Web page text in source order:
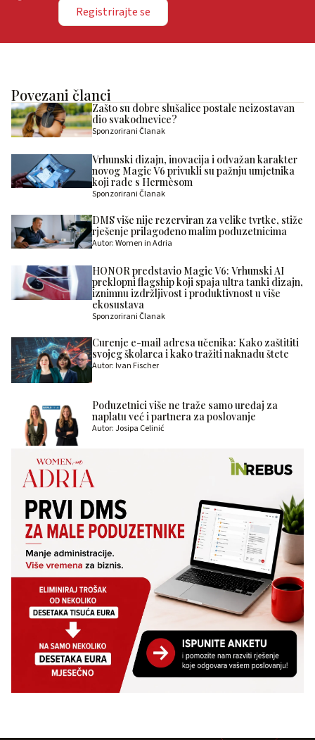
Registrirajte se
Povezani članci
Zašto su dobre slušalice postale neizostavan
dio svakodnevice?
Sponzorirani Članak
Vrhunski dizajn, inovacija i odvažan karakter
novog Magic V6 privukli su pažnju umjetnika
koji rade s Hermèsom
Sponzorirani Članak
DMS više nije rezerviran za velike tvrtke, stiže
rješenje prilagođeno malim poduzetnicima
Autor: Women in Adria
HONOR predstavio Magic V6: Vrhunski AI
preklopni flagship koji spaja ultra tanki dizajn,
iznimnu izdržljivost i produktivnost u više
ekosustava
Sponzorirani Članak
Curenje e-mail adresa učenika: Kako zaštititi
svojeg školarca i kako tražiti naknadu štete
Autor: Ivan Fischer
Poduzetnici više ne traže samo uređaj za
naplatu već i partnera za poslovanje
Autor: Josipa Celinić